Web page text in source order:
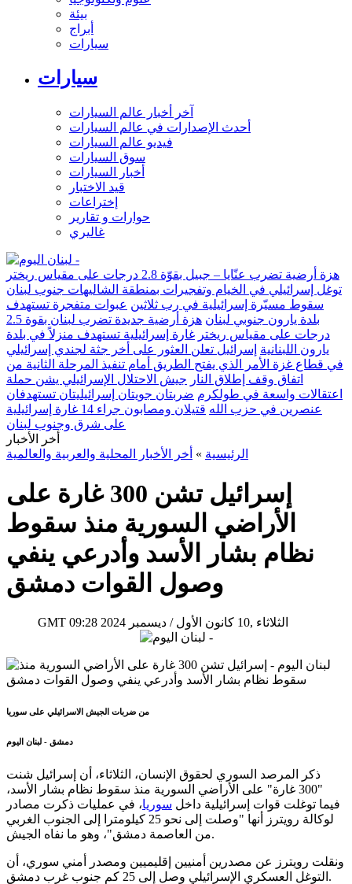
بيئة
أبراج
سيارات
سيارات
آخر أخبار عالم السيارات
أحدث الإصدارات في عالم السيارات
فيديو عالم السيارات
سوق السيارات
أخبار السيارات
قيد الاختبار
إختراعات
حوارات و تقارير
غاليري
هزة أرضية تضرب عنّايا – جبيل بقوّة 2.8 درجات على مقياس ريختر
توغل إسرائيلي في الخيام وتفجيرات بمنطقة الشاليهات جنوب لبنان
سقوط مسيّرة إسرائيلية في رب ثلاثين عبوات متفجرة تستهدف
بلدة يارون جنوبي لبنان
هزة أرضية جديدة تضرب لبنان بقوة 2.5
درجات على مقياس ريختر غارة إسرائيلية تستهدف منزلاً في بلدة
يارون اللبنانية إسرائيل تعلن العثور على أخر جثة لجندي إسرائيلي
في قطاع غزة الأمر الذي يفتح الطريق أمام تنفيذ المرحلة الثانية من
اتفاق وقف إطلاق النار جيش الاحتلال الإسرائيلي يشن حملة
اعتقالات واسعة في طولكرم ضربتان جويتان إسرائيليتان تستهدفان
عنصرين في حزب الله
قتيلان ومصابون جراء 14 غارة إسرائيلية
على شرق وجنوب لبنان
أخر الأخبار
الرئيسية » أخر الأخبار المحلية والعربية والعالمية
إسرائيل تشن 300 غارة على
الأراضي السورية منذ سقوط
نظام بشار الأسد وأدرعي ينفي
وصول القوات دمشق
GMT 09:28 2024 الثلاثاء ,10 كانون الأول / ديسمبر
من ضربات الجيش الاسرائيلي على سوريا
دمشق - لبنان اليوم
ذكر المرصد السوري لحقوق الإنسان، الثلاثاء، أن إسرائيل شنت
"300 غارة" على الأراضي السورية منذ سقوط نظام بشار الأسد،
فيما توغلت قوات إسرائيلية داخل سوريا، في عمليات ذكرت مصادر
لوكالة رويترز أنها "وصلت إلى نحو 25 كيلومترا إلى الجنوب الغربي
من العاصمة دمشق"، وهو ما نفاه الجيش.
ونقلت رويترز عن مصدرين أمنيين إقليميين ومصدر أمني سوري، أن
التوغل العسكري الإسرائيلي وصل إلى 25 كم جنوب غرب دمشق.